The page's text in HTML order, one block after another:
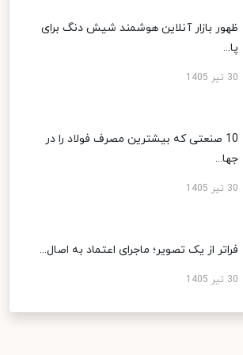
ظهور بازار آنلاین هوشمند شیش دنگ برای
پا...
30 تیر 1405
10 صنعتی که بیشترین مصرف فولاد را در
جها...
30 تیر 1405
فراتر از یک تصویر؛ ماجرای اعتماد به اصال...
30 تیر 1405